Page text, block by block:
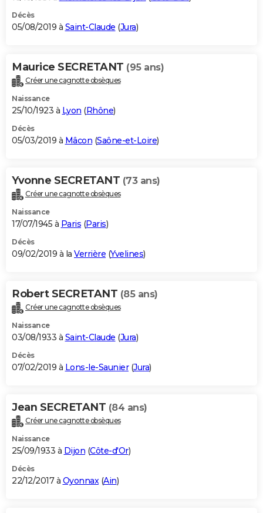
Décès
05/08/2019 à Saint-Claude (Jura)
Maurice SECRETANT (95 ans)
Créer une cagnotte obsèques
Naissance
25/10/1923 à Lyon (Rhône)
Décès
05/03/2019 à Mâcon (Saône-et-Loire)
Yvonne SECRETANT (73 ans)
Créer une cagnotte obsèques
Naissance
17/07/1945 à Paris (Paris)
Décès
09/02/2019 à la Verrière (Yvelines)
Robert SECRETANT (85 ans)
Créer une cagnotte obsèques
Naissance
03/08/1933 à Saint-Claude (Jura)
Décès
07/02/2019 à Lons-le-Saunier(Jura)
Jean SECRETANT (84 ans)
Créer une cagnotte obsèques
Naissance
25/09/1933 à Dijon (Côte-d'Or)
Décès
22/12/2017 à Oyonnax(Ain)